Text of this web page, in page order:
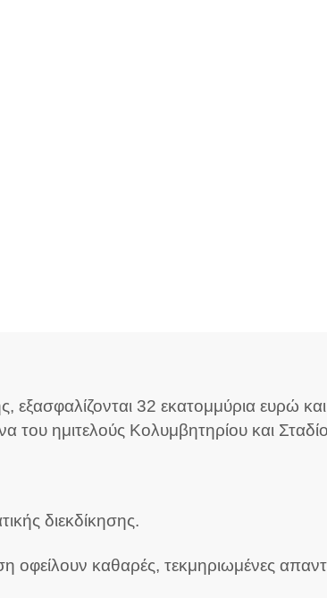
32 εκατομμύρια ευρώ
ημιτελούς Κολυμβητηρίου και
διεκδίκησης.
οφείλουν καθαρές, τεκμηριωμένες